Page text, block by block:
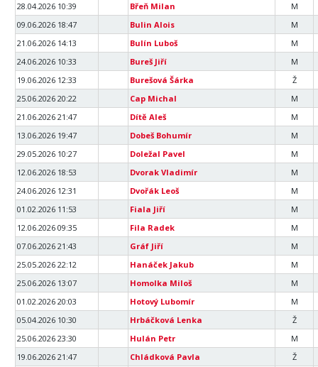
28.04.2026 10:39
Břeň Milan
M
09.06.2026 18:47
Bulin Alois
M
21.06.2026 14:13
Bulín Luboš
M
24.06.2026 10:33
Bureš Jiří
M
19.06.2026 12:33
Burešová Šárka
Ž
25.06.2026 20:22
Cap Michal
M
21.06.2026 21:47
Dítě Aleš
M
13.06.2026 19:47
Dobeš Bohumír
M
29.05.2026 10:27
Doležal Pavel
M
12.06.2026 18:53
Dvorak Vladimír
M
24.06.2026 12:31
Dvořák Leoš
M
01.02.2026 11:53
Fiala Jiří
M
12.06.2026 09:35
Fila Radek
M
07.06.2026 21:43
Gráf Jiří
M
25.05.2026 22:12
Hanáček Jakub
M
25.06.2026 13:07
Homolka Miloš
M
01.02.2026 20:03
Hotový Lubomír
M
05.04.2026 10:30
Hrbáčková Lenka
Ž
25.06.2026 23:30
Hulán Petr
M
19.06.2026 21:47
Chládková Pavla
Ž